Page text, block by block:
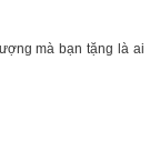
mà bạn tặng là ai